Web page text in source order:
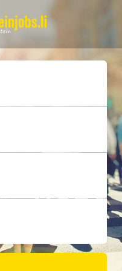
JETZT BEWERBEN